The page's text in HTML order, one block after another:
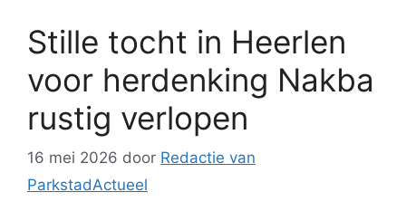
Stille tocht in Heerlen
voor herdenking Nakba
rustig verlopen
16 mei 2026 door Redactie van
ParkstadActueel